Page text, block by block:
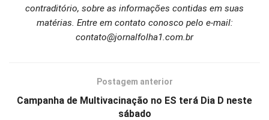
contraditório, sobre as informações contidas em suas
matérias. Entre em contato conosco pelo e-mail:
contato@jornalfolha1.com.br
Postagem anterior
Campanha de Multivacinação no ES terá Dia D neste
sábado